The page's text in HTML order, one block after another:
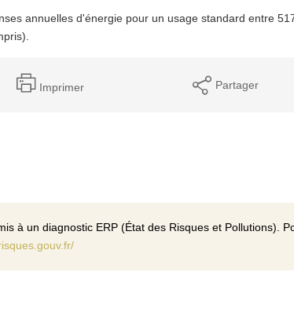
annuelles d'énergie pour un usage standard entre
Imprimer Partager
à un diagnostic ERP (État des Risques et Pollutions).